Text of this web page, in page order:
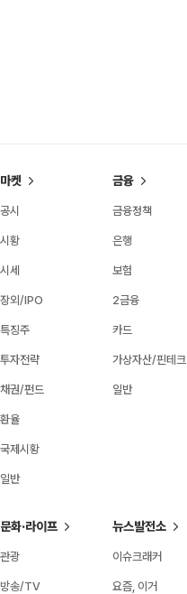
마켓
공시
시황
시세
장외/IPO
특징주
투자전략
채권/펀드
환율
국제시황
일반
금융
금융정책
은행
보험
2금융
카드
가상자산/핀테크
일반
문화·라이프
관광
방송/TV
뉴스발전소
이슈크래커
요즘, 이거